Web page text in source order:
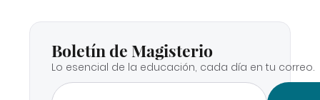
Boletín de Magisterio
Lo esencial de la educación, cada día en tu correo.